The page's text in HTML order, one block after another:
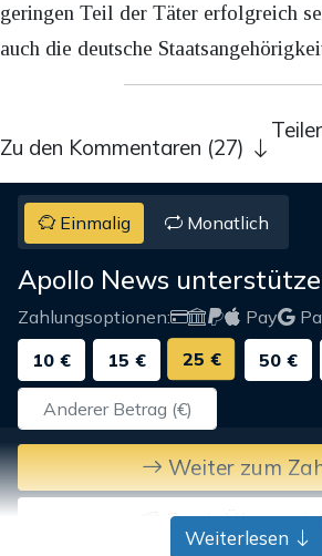
geringen Teil der Täter erfolgreich
auch die deutsche
Zu den Kommentaren (27)
Einmalig Monatlich
Apollo News
Zahlungsoptionen: Pay
10 €
15 € 25 € 50 €
Weiter zum
Bank-
Weiterlesen